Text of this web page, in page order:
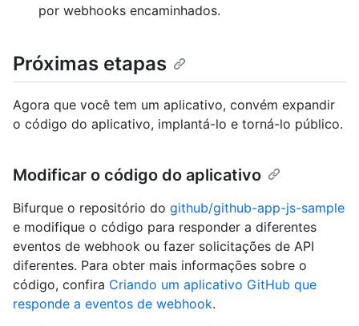
por webhooks encaminhados.
Próximas etapas
Agora que você tem um aplicativo, convém expandir
o código do aplicativo, implantá-lo e torná-lo público.
Modificar o código do aplicativo
Bifurque o repositório do github/github-app-js-sample
e modifique o código para responder a diferentes
eventos de webhook ou fazer solicitações de API
diferentes. Para obter mais informações sobre o
código, confira Criando um aplicativo GitHub que
responde a eventos de webhook.